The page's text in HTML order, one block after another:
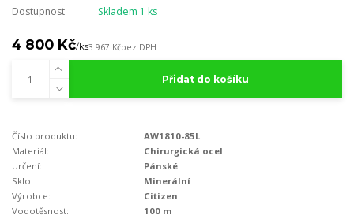
Dostupnost Skladem 1 ks
4 800 Kč/ks3 967 Kčbez DPH
Přidat do košíku
Číslo produktu:
AW1810-85L
Materiál:
Chirurgická ocel
Určení:
Pánské
Sklo:
Minerální
Výrobce:
Citizen
Vodotěsnost:
100 m